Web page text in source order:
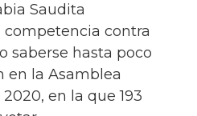
Saudita
contra
saberse hasta poco
en la Asamblea
en la que 193